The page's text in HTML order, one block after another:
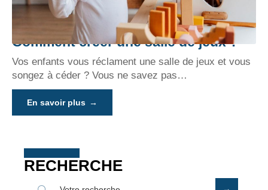
Comment créer une salle de jeux ?
Vos enfants vous réclament une salle de jeux et vous
songez à céder ? Vous ne savez pas…
En savoir plus
RECHERCHE